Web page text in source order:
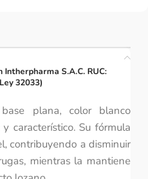
S.A.C. RUC:
32033)
plana, color blanco
característico. Su fórmula
contribuyendo a disminuir
mientras la mantiene